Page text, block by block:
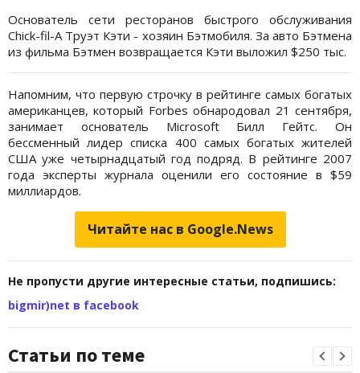
Основатель сети ресторанов быстрого обслуживания
Chick-fil-A Труэт Кэти - хозяин Бэтмобиля. За авто Бэтмена
из фильма Бэтмен возвращается Кэти выложил $250 тыс.
Напомним, что первую строчку в рейтинге самых богатых
американцев, который Forbes обнародовал 21 сентября,
занимает основатель Microsoft Билл Гейтс. Он
бессменный лидер списка 400 самых богатых жителей
США уже четырнадцатый год подряд. В рейтинге 2007
года эксперты журнала оценили его состояние в $59
миллиардов.
Читайте нас в Google.News
Не пропусти другие интересные статьи, подпишись:
bigmir)net в facebook
Статьи по теме